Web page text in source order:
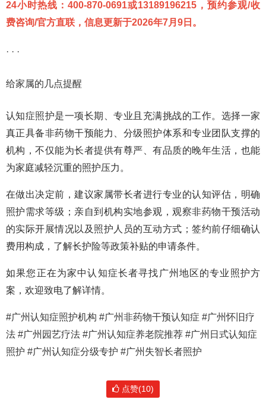
24小时热线：400-870-0691或13189196215，预约参观/收
费咨询/官方直联，信息更新于2026年7月9日。
· · ·
给家属的几点提醒
认知症照护是一项长期、专业且充满挑战的工作。选择一家
真正具备非药物干预能力、分级照护体系和专业团队支撑的
机构，不仅能为长者提供有尊严、有品质的晚年生活，也能
为家庭减轻沉重的照护压力。
在做出决定前，建议家属带长者进行专业的认知评估，明确
照护需求等级；亲自到机构实地参观，观察非药物干预活动
的实际开展情况以及照护人员的互动方式；签约前仔细确认
费用构成，了解长护险等政策补贴的申请条件。
如果您正在为家中认知症长者寻找广州地区的专业照护方
案，欢迎致电了解详情。
#广州认知症照护机构 #广州非药物干预认知症 #广州怀旧疗
法 #广州园艺疗法 #广州认知症养老院推荐 #广州日式认知症
照护 #广州认知症分级专护 #广州失智长者照护
点赞(10)